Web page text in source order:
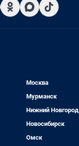
Москва
Мурманск
Нижний Новгород
Новосибирск
Омск